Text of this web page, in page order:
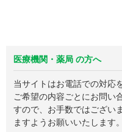
医療機関・薬局 の方へ
当サイトはお電話での対応
ご希望の内容ごとにお問い
すので、お手数ではござい
ますようお願いいたします。